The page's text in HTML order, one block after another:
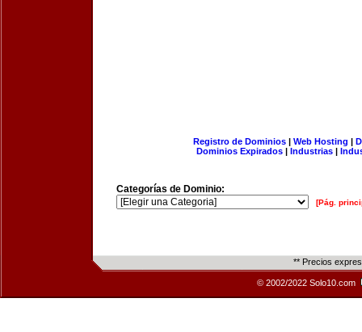
Registro de Dominios| Web Hosting |
Dominios Expirados | Industrias |
Categorías de Dominio:
[Pág.
** Precios
© 2002/2022 Solo10.com